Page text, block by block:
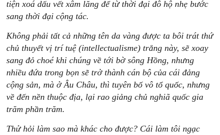
tiện xoá dấu vết xâm lăng để từ thời đại đô hộ nhẹ bước
sang thời đại cộng tác.
Không phải tất cả những tên da vàng được ta bôi trát thứ
chủ thuyết vị trí tuệ (intellectualisme) trắng này, sẽ xoay
sang đỏ choé khi chúng về tới bờ sông Hồng, nhưng
nhiều đứa trong bọn sẽ trở thành cán bộ của cái đảng
cộng sản, mà ở Âu Châu, thì tuyên bố vô tổ quốc, nhưng
về đến nền thuộc địa, lại rao giảng chủ nghiã quốc gia
trăm phần trăm.
Thử hỏi làm sao mà khác cho được? Cái làm tôi ngạc